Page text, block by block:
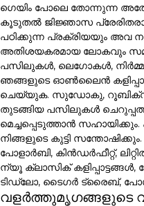
ഗെയിം പോലെ തോന്നുന്ന
കൂടുതൽ ജിജ്ഞാസ
പഠിക്കുന്ന പ്രക്രിയയും അവ
അതിശയകരമായ ലോകവും
പസിലുകൾ, ലെഗോകൾ,
ഞങ്ങളുടെ ഓൺലൈൻ
ചെയ്യുക. സുഡോകു, റൂബിക്സ്
തുടങ്ങിയ പസിലുകൾ
മെച്ചപ്പെടുത്താൻ സഹായിക്കും.
നിങ്ങളുടെ കുട്ടി
പോളാർബി, കിൻഡർഫീറ്റ്,
ന്യൂ ക്ലാസിക്
ടിഡ്ലോ, ടൈഗർ ട്രൈബ്,
വളർത്തുമൃഗങ്ങളുടെ